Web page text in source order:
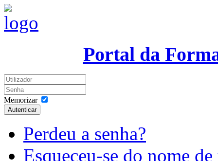
Portal da
Memorizar
Autenticar
Perdeu a senha?
Esqueceu-se do nome